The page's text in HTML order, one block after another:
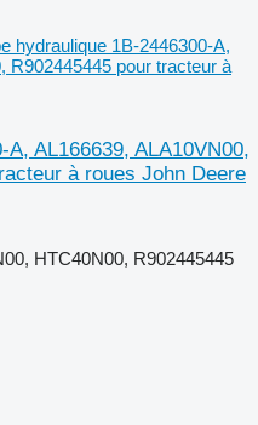
hydraulique 1B-2446300-A,
R902445445 pour tracteur à
AL166639, ALA10VN00,
à roues John Deere
HTC40N00, R902445445